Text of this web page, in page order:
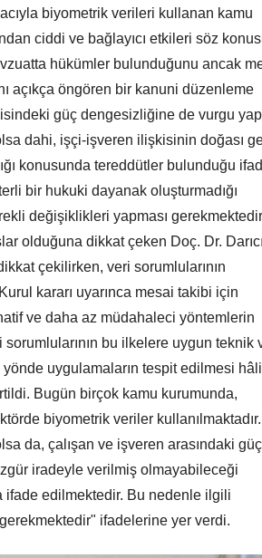
biyometrik verileri kullanan kamu
ciddi ve bağlayıcı etkileri söz
hükümler bulunduğunu ancak
açıkça öngören bir kanuni düzenleme
güç dengesizliğine de vurgu
dahi, işçi-işveren ilişkisinin doğası
konusunda tereddütler bulunduğu
bir hukuki dayanak oluşturmadığı
değişiklikleri yapması
olduğuna dikkat çeken Doç. Dr.
çekilirken, veri sorumlularının
kararı uyarınca mesai takibi için
ve daha az müdahaleci yöntemlerin
sorumlularının bu ilkelere uygun teknik
uygulamaların tespit edilmesi
Bugün birçok kamu kurumunda,
biyometrik veriler
da, çalışan ve işveren arasındaki güç
iradeyle verilmiş olmayabileceği
ifade edilmektedir. Bu nedenle ilgili
ifadelerine yer verdi.